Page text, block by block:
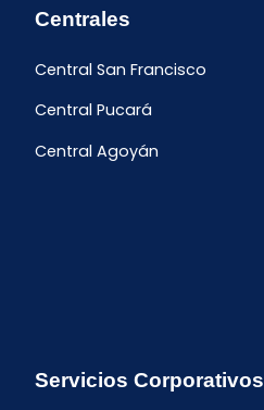
Centrales
Central San Francisco
Central Pucará
Central Agoyán
Servicios Corporativos